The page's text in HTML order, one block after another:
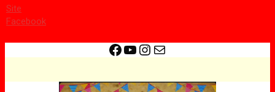
Site
Facebook
Facebook
YouTube
Instagram
E-mail